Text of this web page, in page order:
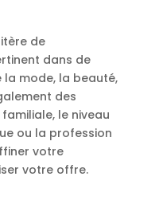
de
dans de
la mode, la beauté,
des
le niveau
ou la profession
votre
votre offre.